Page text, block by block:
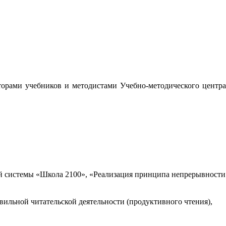
учебников и методистами Учебно-методического центра
«Школа 2100», «Реализация принципа непрерывности
читательской деятельности (продуктивного чтения),